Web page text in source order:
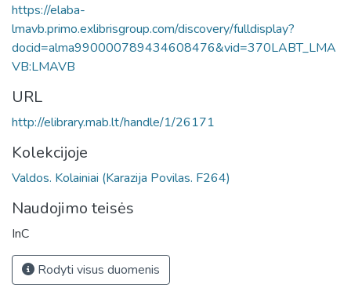
https://elaba-
lmavb.primo.exlibrisgroup.com/discovery/fulldisplay?
docid=alma990000789434608476&vid=370LABT_LMA
VB:LMAVB
URL
http://elibrary.mab.lt/handle/1/26171
Kolekcijoje
Valdos. Kolainiai (Karazija Povilas. F264)
Naudojimo teisės
InC
Rodyti visus duomenis